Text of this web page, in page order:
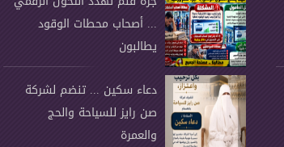
... أصحاب محطات الوقود
يطالبون
دعاء سكين ... تنضم لشركة
صن رايز للسياحة والحج
والعمرة